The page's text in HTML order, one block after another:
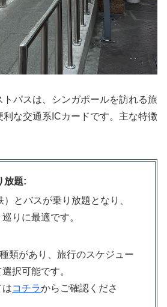
トパスは、シンガポールを訪れる旅
な交通系ICカードです。主な特徴
放題:
）とバスが乗り放題となり、
りに最適です。
類があり、旅行のスケジュー
択可能です。
はコチラからご確認くださ